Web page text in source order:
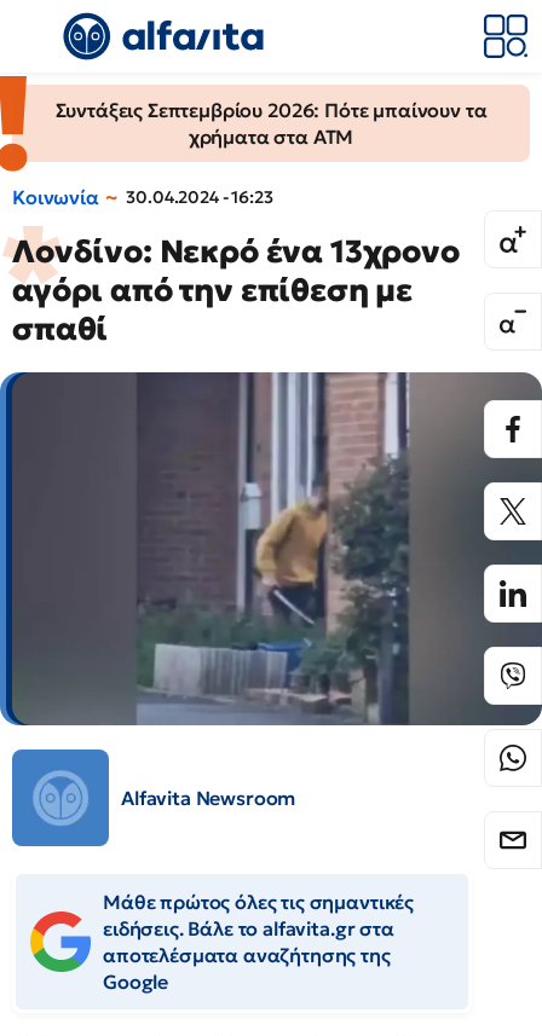
Συντάξεις Σεπτεμβρίου 2026: Πότε μπαίνουν τα
χρήματα στα ΑΤΜ
Κοινωνία 30.04.2024 - 16:23
Λονδίνο: Νεκρό ένα 13χρονο
αγόρι από την επίθεση με
σπαθί
Alfavita Newsroom
Μάθε πρώτος όλες τις σημαντικές
ειδήσεις. Βάλε το alfavita.gr στα
αποτελέσματα αναζήτησης της
Google